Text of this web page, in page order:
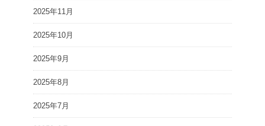
2025年11月
2025年10月
2025年9月
2025年8月
2025年7月